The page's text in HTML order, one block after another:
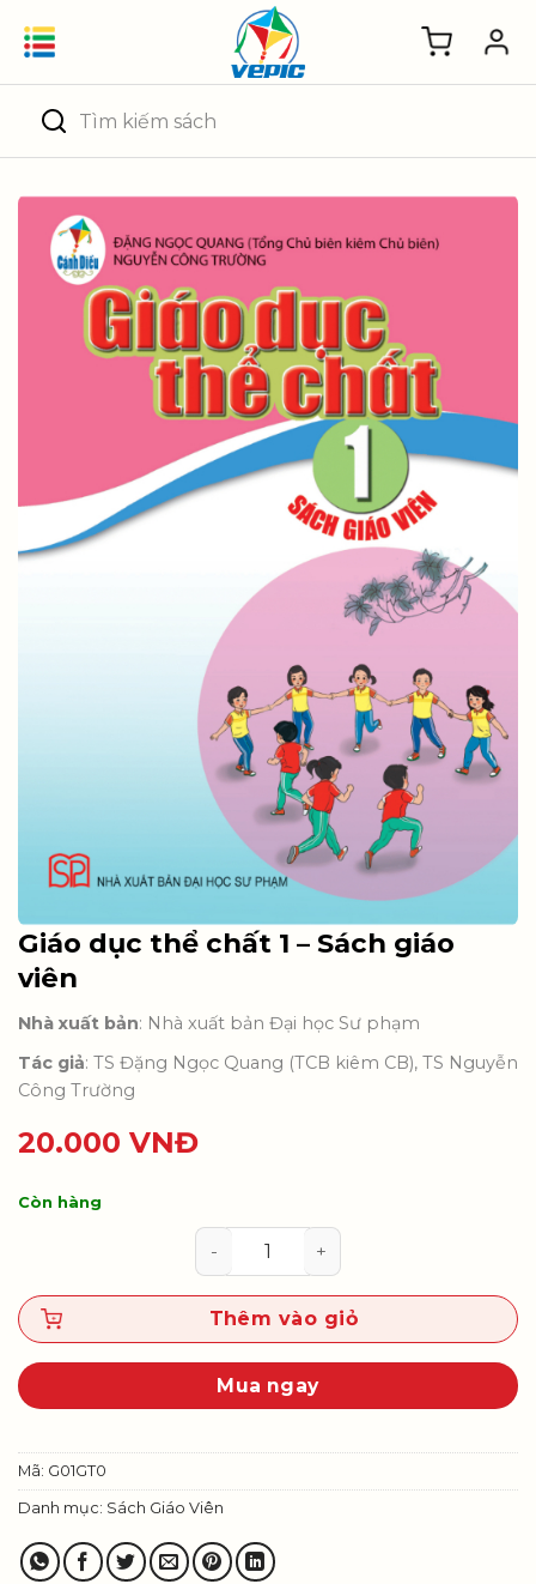
Tìm
kiếm:
Giáo dục thể chất 1 – Sách giáo
viên
Nhà xuất bản: Nhà xuất bản Đại học Sư phạm
Tác giả: TS Đặng Ngọc Quang (TCB kiêm CB), TS Nguyễn
Công Trường
20.000 VNĐ
Còn hàng
Giáo dục thể chất 1 - Sách giáo
Thêm vào giỏ
Mua ngay
Mã: G01GT0
Danh mục: Sách Giáo Viên